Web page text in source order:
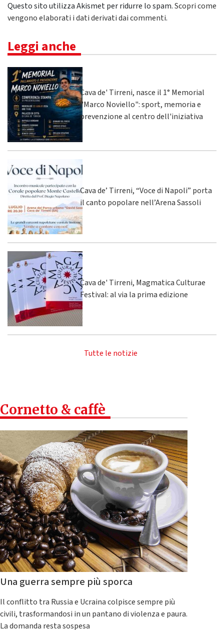
Questo sito utilizza Akismet per ridurre lo spam.Scopri come
vengono elaborati i dati derivati dai commenti.
Leggi anche
Cava de' Tirreni, nasce il 1° Memorial
"Marco Noviello": sport, memoria e
prevenzione al centro dell'iniziativa
Cava de’ Tirreni, “Voce di Napoli” porta
il canto popolare nell’Arena Sassoli
Cava de' Tirreni, Magmatica Culturae
Festival: al via la prima edizione
Tutte le notizie
Cornetto & caffè
Una guerra sempre più sporca
Il conflitto tra Russia e Ucraina colpisce sempre più
civili, trasformandosi in un pantano di violenza e paura.
La domanda resta sospesa